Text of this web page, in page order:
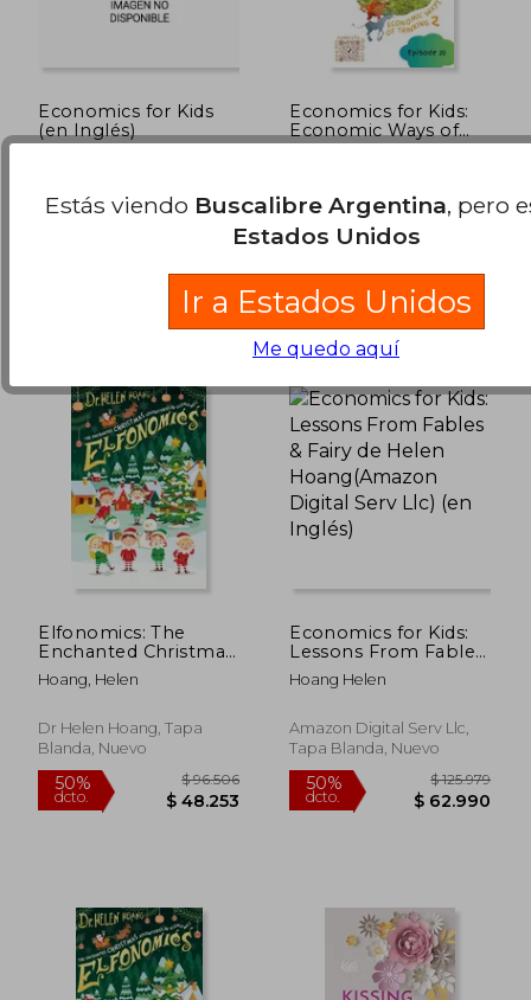
$ 39.116 dcto. $
Economics for Kids
(en Inglés)
, 2025, Tapa Blanda, Nuevo
Economics for Kids:
Economic Ways of
Thinking 2 - Lessons
Helen Hoang, Nuevo
Elfonomics: The
Enchanted Christmas
Adventures in
Economics (en
Hoang, Helen
Dr Helen Hoang, Tapa
Blanda, Nuevo
Economics for Kids:
Lessons From Fables
& Fairy de Helen
Hoang(Amazon
Inglés)
Hoang Helen
Amazon Digital Serv Llc,
Tapa Blanda, Nuevo
Estás viendo Buscalibre Argentina, pero
Estados Unidos
Ir a Estados Unidos
Me quedo aquí